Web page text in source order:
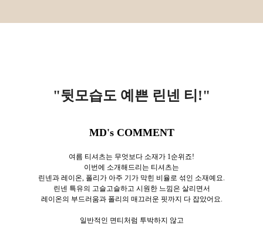
"뒷모습도 예쁜 린넨 티!"
MD's COMMENT
여름 티셔츠는 무엇보다 소재가 1순위죠!
이번에 소개해드리는 티셔츠는
린넨과 레이온, 폴리가 아주 기가 막힌 비율로 섞인 소재예요.
린넨 특유의 고슬고슬하고 시원한 느낌은 살리면서
레이온의 부드러움과 폴리의 매끄러운 핏까지 다 잡았어요.
일반적인 면티처럼 투박하지 않고